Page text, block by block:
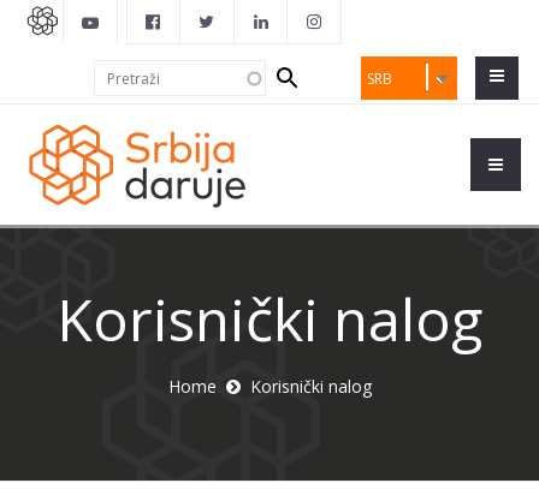
SRB
Search
form
Korisnički nalog
Home Korisnički nalog